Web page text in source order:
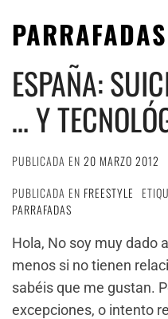
PARRAFADAS
ESPAÑA:
… Y
PUBLICADA EN 20 MARZO 2012
PUBLICADA EN FREESTYLE
PARRAFADAS
Hola, No soy muy dado
menos si no tienen
sabéis que me gustan.
excepciones, o intento